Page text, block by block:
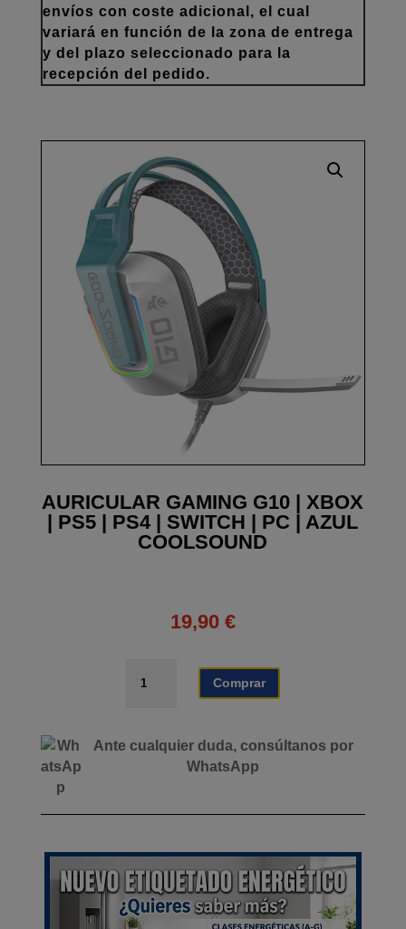
envíos con coste adicional, el cual
variará en función de la zona de entrega
y del plazo seleccionado para la
recepción del pedido.
AURICULAR GAMING G10 | XBOX
| PS5 | PS4 | SWITCH | PC | AZUL
COOLSOUND
19,90 €
AURICULAR
GAMING
XBOX
|
|
SWITCH
|
PC
Comprar
Ante cualquier duda, consúltanos por
WhatsApp